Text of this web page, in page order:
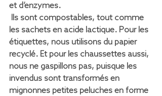
et d’enzymes.
les sachets en acide lactique. Pour les
étiquettes, nous utilisons du papier
recyclé. Et pour les chaussettes aussi,
nous ne gaspillons pas, puisque les
invendus sont transformés en
mignonnes petites peluches en forme